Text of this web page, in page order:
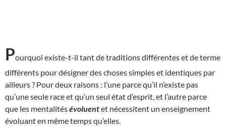
Pourquoi existe-t-il tant de traditions différentes et de terme
différents pour désigner des choses simples et identiques par
ailleurs ? Pour deux raisons : l’une parce qu’il n’existe pas
qu’une seule race et qu’un seul état d’esprit, et l’autre parce
que les mentalitésévoluentet nécessitent un enseignement
évoluant en même temps qu’elles.